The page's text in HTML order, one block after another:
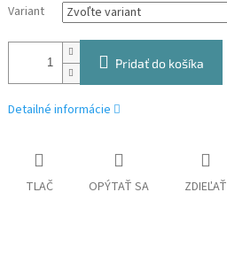
Variant
Pridať do košíka
Detailné informácie
TLAČ OPÝTAŤ SA ZDIEĽAŤ